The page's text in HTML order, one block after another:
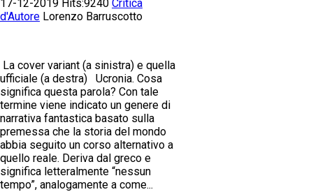
17-12-2019 Hits:9240 Critica
d'Autore Lorenzo Barruscotto
La cover variant (a sinistra) e quella
ufficiale (a destra) Ucronia. Cosa
significa questa parola? Con tale
termine viene indicato un genere di
narrativa fantastica basato sulla
premessa che la storia del mondo
abbia seguito un corso alternativo a
quello reale. Deriva dal greco e
significa letteralmente “nessun
tempo”, analogamente a come...